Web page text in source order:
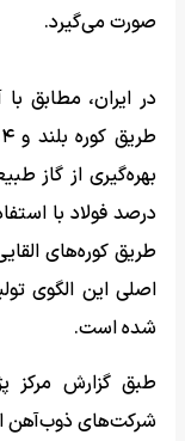
صورت می‌گیرد.
طریق کوره‌های
اصلی این الگوی
شده است.
طبق گزارش
شرکت‌های ذوب‌آهن